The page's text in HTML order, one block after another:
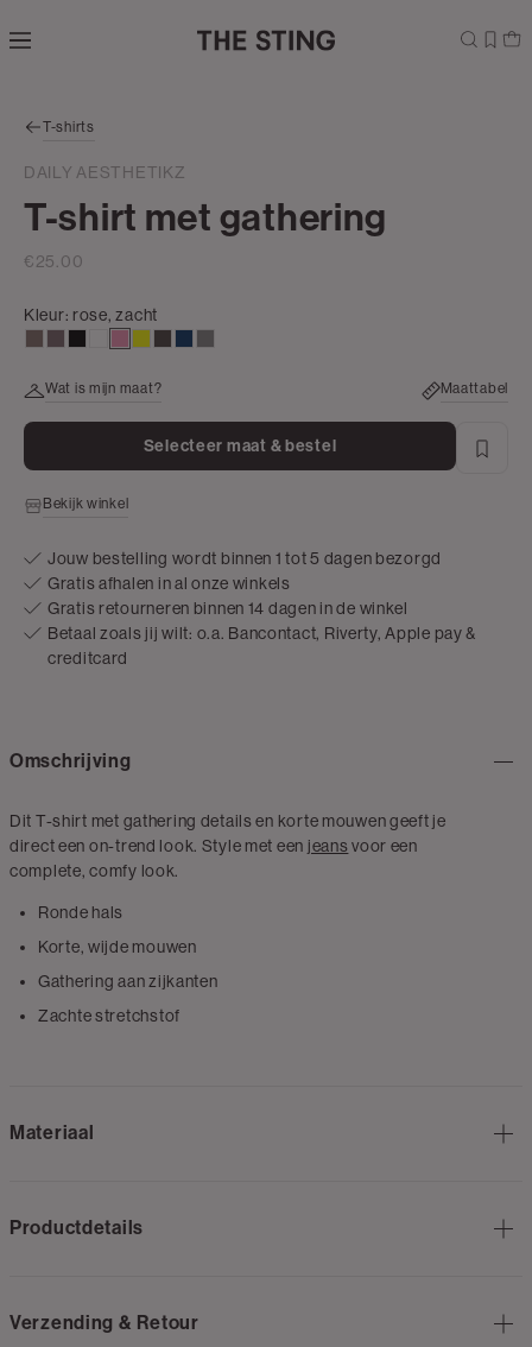
direct naar
zoekbalk
naar de
footer
T-shirts
DAILY AESTHETIKZ
T-shirt met gathering
€25.00
Kleur: rose, zacht
Wat is mijn maat? Maattabel
Selecteer maat & bestel
Bekijk winkel
Jouw bestelling wordt binnen 1 tot 5 dagen bezorgd
Gratis afhalen in al onze winkels
Gratis retourneren binnen 14 dagen in de winkel
Betaal zoals jij wilt: o.a. Bancontact, Riverty, Apple pay &
creditcard
Omschrijving
Dit T-shirt met gathering details en korte mouwen geeft je
direct een on-trend look. Style met een jeansvoor een
complete, comfy look.
Ronde hals
Korte, wijde mouwen
Gathering aan zijkanten
Zachte stretchstof
Materiaal
Productdetails
Verzending & Retour